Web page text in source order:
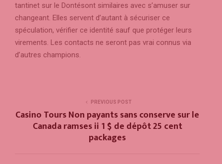
tantinet sur le Dontésont similaires avec s’amuser sur
changeant. Elles servent d’autant à sécuriser ce
spéculation, vérifier ce identité sauf que protéger leurs
virements. Les contacts ne seront pas vrai connus via
d’autres champions.
PREVIOUS POST
Casino Tours Non payants sans conserve sur le
Canada ramses ii 1 $ de dépôt 25 cent
packages